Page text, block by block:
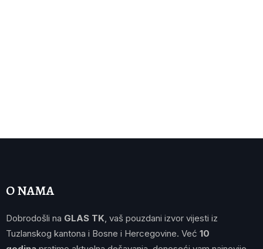
O NAMA
Dobrodošli na GLAS TK , vaš pouzdani izvor vijesti iz
Tuzlanskog kantona i Bosne i Hercegovine. Već 10